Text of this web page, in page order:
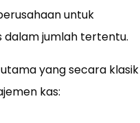
untuk
jumlah tertentu.
yang secara klasik
kas: